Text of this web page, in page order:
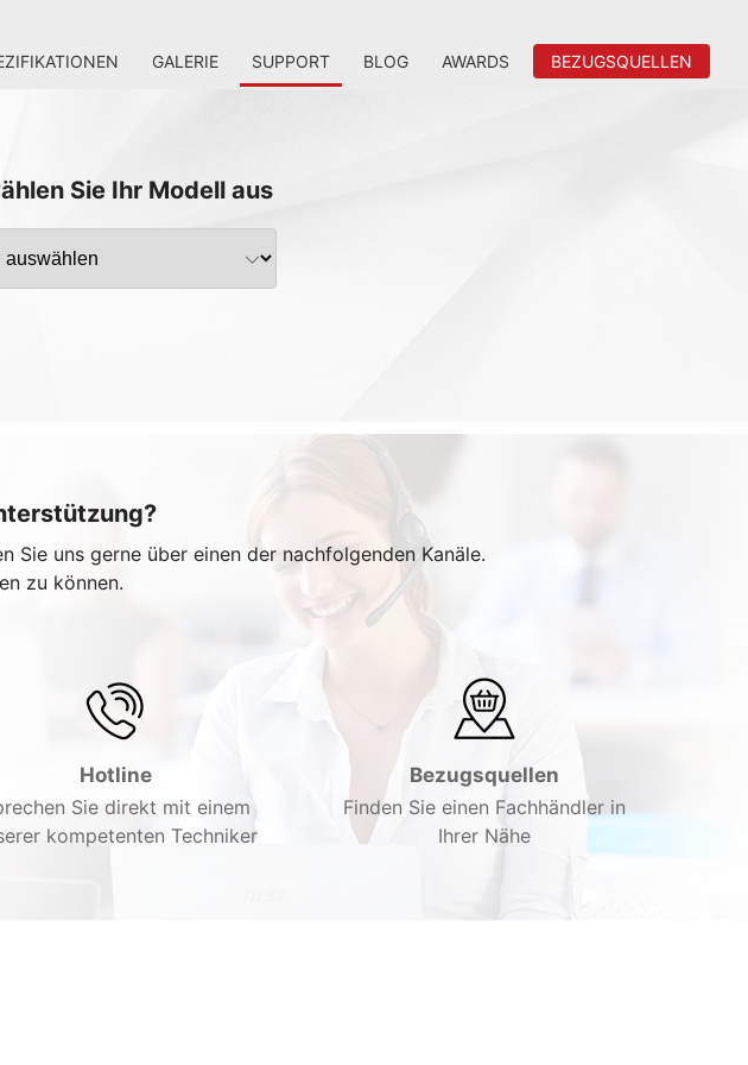
GALERIE SUPPORT BLOG AWARDS BEZUGSQUELLEN
Sie Ihr Modell aus
Sie uns gerne über einen der nachfolgenden Kanäle.
zu können.
Hotline
Sie direkt mit einem
kompetenten Techniker
Bezugsquellen
Finden Sie einen Fachhändler in
Ihrer Nähe